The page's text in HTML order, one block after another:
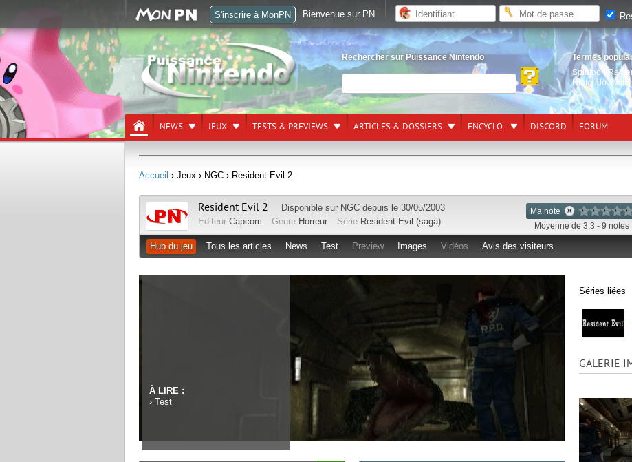
Rechercher sur Puissance Nintendo
Termes
Splatoon
Nintendo
NEWS JEUX TESTS & PREVIEWS ARTICLES & DOSSIERS ENCYCLO. DISCORD FORUM
Accueil › Jeux › NGC › Resident Evil 2
Ma note
Moyenne de 3,3 - 9 notes
Resident Evil 2 Disponible sur NGC depuis le 30/05/2003
Editeur Capcom Genre Horreur Série Resident Evil (saga)
Hub du jeu Tous les articles News Test Preview Images Vidéos Avis des visiteurs
À LIRE :
› Test
Séries liées
GALERIE
S'inscrire à MonPN Bienvenue sur PN